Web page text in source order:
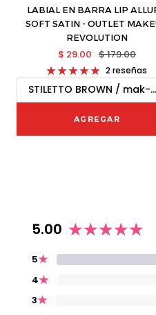
LABIAL EN BARRA LIP
SOFT SATIN - OUTLET
REVOLUTION
$ 29.00 $ 179.00
2 reseñas
AGREGAR
5.00
5★
4★
3★